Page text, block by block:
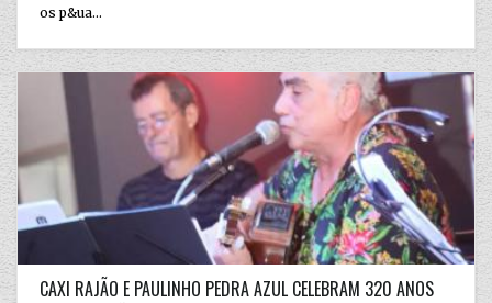
os p&ua...
CAXI RAJÃO E PAULINHO PEDRA AZUL CELEBRAM 320 ANOS